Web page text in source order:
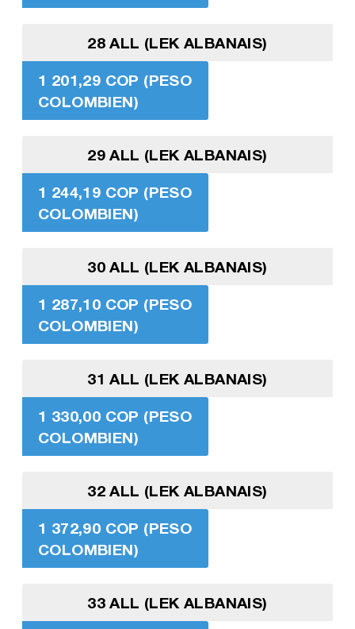
28 ALL (LEK ALBANAIS)
1 201,29 COP (PESO
COLOMBIEN)
29 ALL (LEK ALBANAIS)
1 244,19 COP (PESO
COLOMBIEN)
30 ALL (LEK ALBANAIS)
1 287,10 COP (PESO
COLOMBIEN)
31 ALL (LEK ALBANAIS)
1 330,00 COP (PESO
COLOMBIEN)
32 ALL (LEK ALBANAIS)
1 372,90 COP (PESO
COLOMBIEN)
33 ALL (LEK ALBANAIS)